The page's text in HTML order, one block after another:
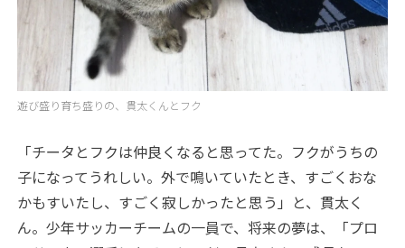
遊び盛り育ち盛りの、貫太くんとフク
「チータとフクは仲良くなると思ってた。フクがうちの
子になってうれしい。外で鳴いていたとき、すごくおな
かもすいたし、すごく寂しかったと思う」と、貫太く
ん。少年サッカーチームの一員で、将来の夢は、「プロ